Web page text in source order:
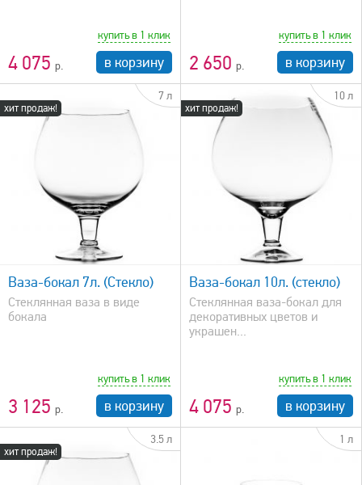
4 075
купить в 1 клик
в корзину 2 650
купить в 1 клик
в корзину
хит продаж!
7 л
Ваза-бокал 7л. (Стекло)
Стеклянная ваза в виде
бокала
3 125
купить в 1 клик
в корзину
хит продаж!
10 л
быстрый просмотр
Ваза-бокал 10л. (стекло)
Стеклянная ваза-бокал для
декоративных цветов и
украшен...
4 075
купить в 1 клик
в корзину
хит продаж!
3.5 л 1 л